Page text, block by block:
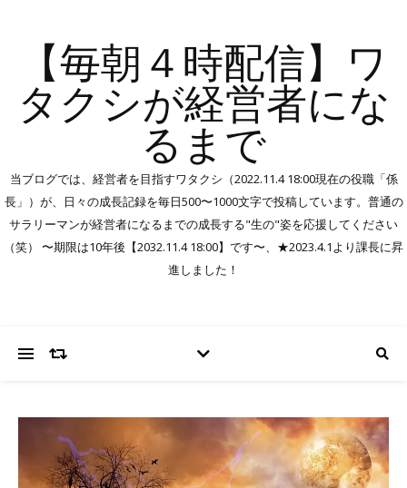
【毎朝４時配信】ワ
タクシが経営者にな
るまで
当ブログでは、経営者を目指すワタクシ（2022.11.4 18:00現在の役職「係
長」）が、日々の成長記録を毎日500〜1000文字で投稿しています。普通の
サラリーマンが経営者になるまでの成長する"生の"姿を応援してください
（笑） 〜期限は10年後【2032.11.4 18:00】です〜、★2023.4.1より課長に昇
進しました！